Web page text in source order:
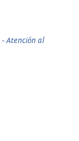
- Atención al